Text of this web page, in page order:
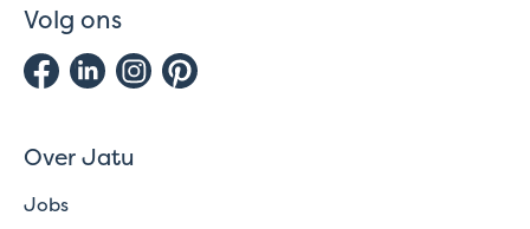
Volg ons
Over Jatu
Jobs